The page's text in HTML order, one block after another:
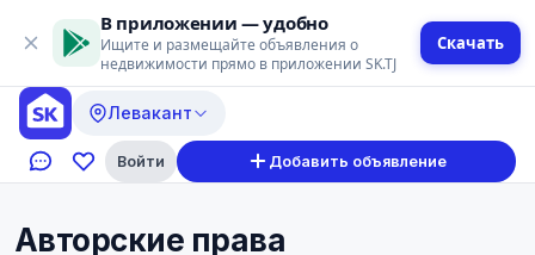
В приложении — удобно
Ищите и размещайте объявления о
недвижимости прямо в приложении SK.TJ
Скачать
Левакант
Войти Добавить объявление
Авторские права